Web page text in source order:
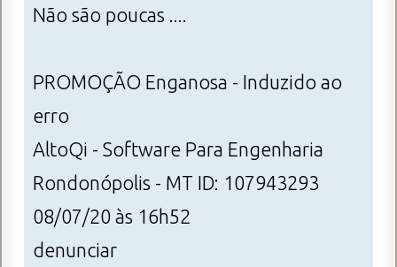
Não são poucas ....
PROMOÇÃO Enganosa - Induzido ao
erro
AltoQi - Software Para Engenharia
Rondonópolis - MT ID: 107943293
08/07/20 às 16h52
denunciar